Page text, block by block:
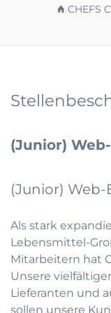
CHEFS
(Junior)
(Junior)
Als stark
Lebensmittel-
Mitarbeitern hat
Unsere
Lieferanten und
sollen unsere